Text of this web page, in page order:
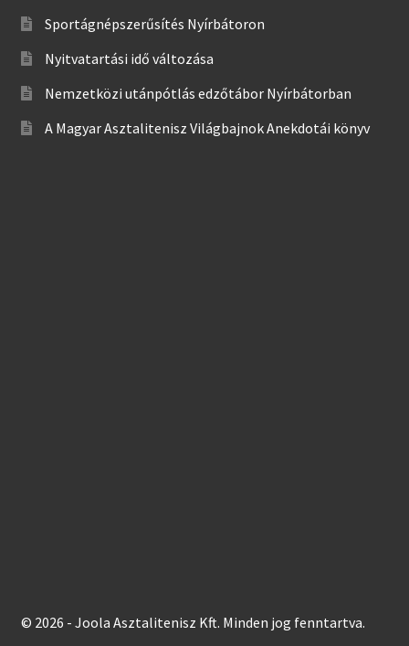
Sportágnépszerűsítés Nyírbátoron
Nyitvatartási idő változása
Nemzetközi utánpótlás edzőtábor Nyírbátorban
A Magyar Asztalitenisz Világbajnok Anekdotái könyv
© 2026 - Joola Asztalitenisz Kft. Minden jog fenntartva.